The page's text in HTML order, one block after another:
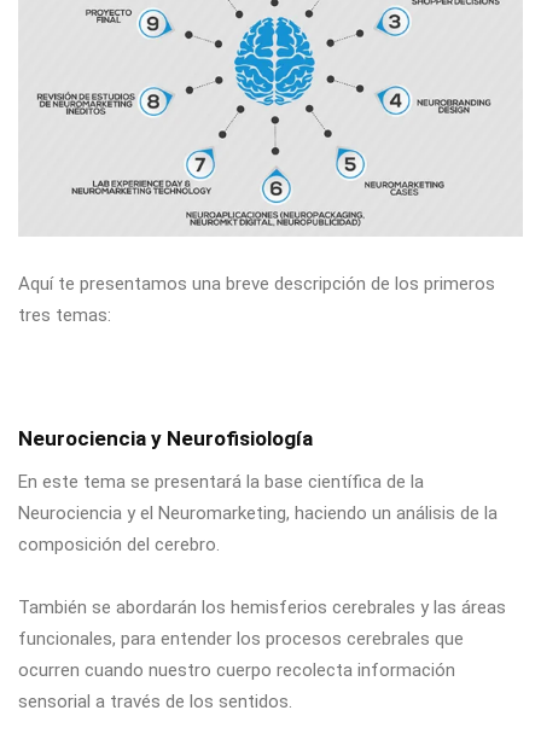
Aquí te presentamos una breve descripción de los primeros
tres temas:
Neurociencia y Neurofisiología
En este tema se presentará la base científica de la
Neurociencia y el Neuromarketing, haciendo un análisis de la
composición del cerebro.
También se abordarán los hemisferios cerebrales y las áreas
funcionales, para entender los procesos cerebrales que
ocurren cuando nuestro cuerpo recolecta información
sensorial a través de los sentidos.